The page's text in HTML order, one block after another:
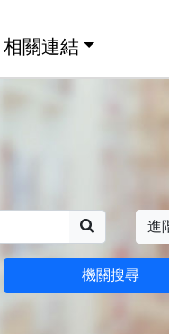
相關連結
進
機關搜尋